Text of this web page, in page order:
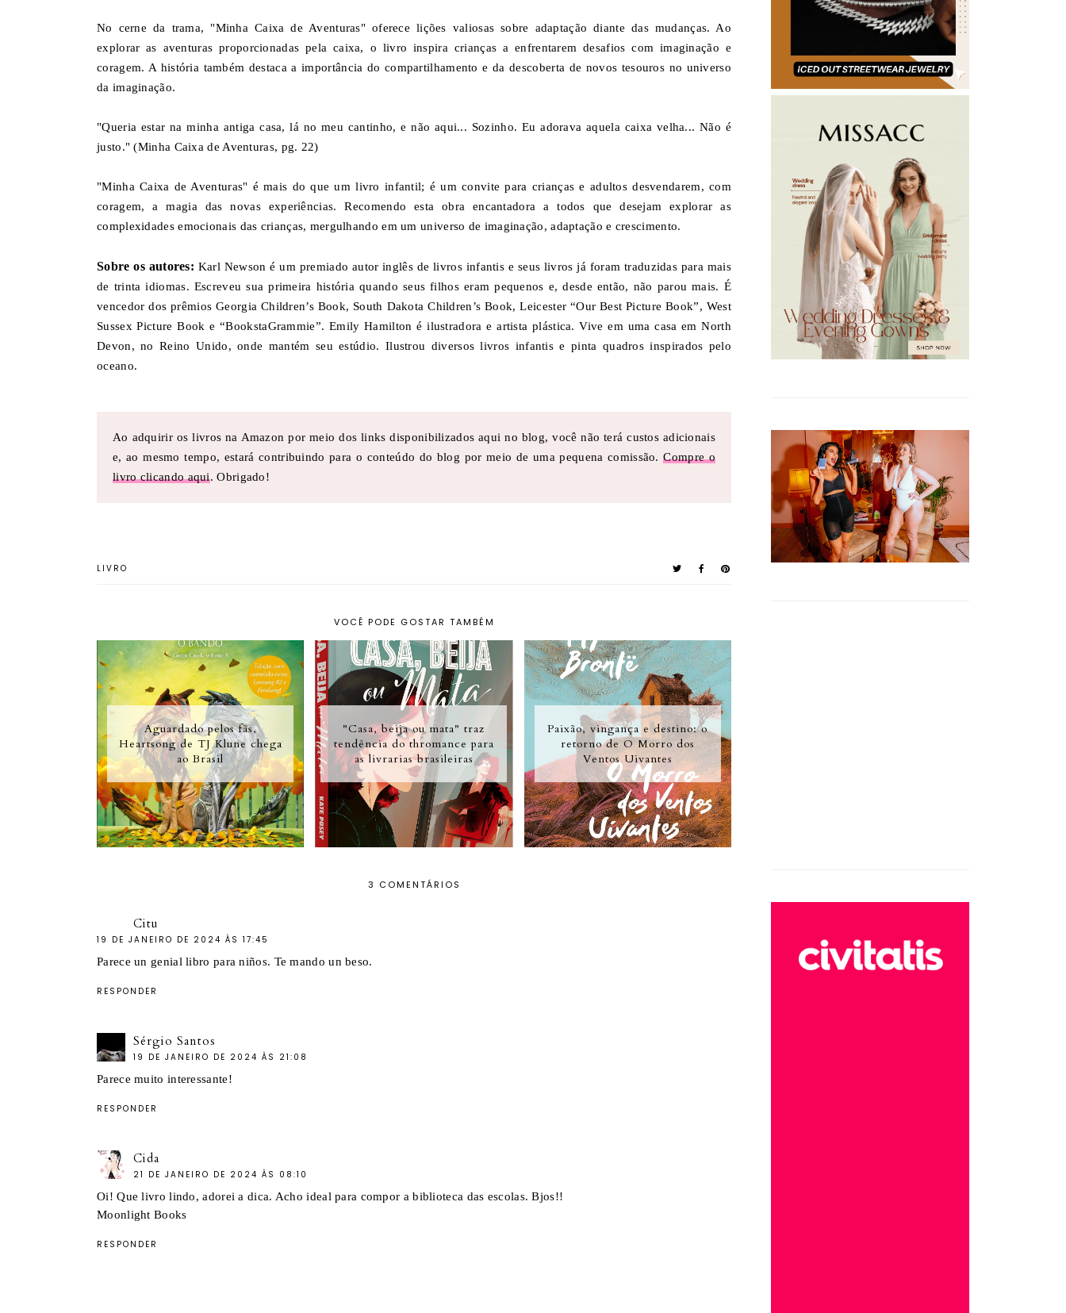
No cerne da trama, "Minha Caixa de Aventuras" oferece lições valiosas sobre adaptação diante das mudanças. Ao
explorar as aventuras proporcionadas pela caixa, o livro inspira crianças a enfrentarem desafios com imaginação e
coragem. A história também destaca a importância do compartilhamento e da descoberta de novos tesouros no universo
da imaginação.
"Queria estar na minha antiga casa, lá no meu cantinho, e não aqui... Sozinho. Eu adorava aquela caixa velha... Não é
justo." (Minha Caixa de Aventuras, pg. 22)
"Minha Caixa de Aventuras" é mais do que um livro infantil; é um convite para crianças e adultos desvendarem, com
coragem, a magia das novas experiências. Recomendo esta obra encantadora a todos que desejam explorar as
complexidades emocionais das crianças, mergulhando em um universo de imaginação, adaptação e crescimento.
Sobre os autores: Karl Newson é um premiado autor inglês de livros infantis e seus livros já foram traduzidas para mais
de trinta idiomas. Escreveu sua primeira história quando seus filhos eram pequenos e, desde então, não parou mais. É
vencedor dos prêmios Georgia Children’s Book, South Dakota Children’s Book, Leicester “Our Best Picture Book”, West
Sussex Picture Book e “BookstaGrammie”. Emily Hamilton é ilustradora e artista plástica. Vive em uma casa em North
Devon, no Reino Unido, onde mantém seu estúdio. Ilustrou diversos livros infantis e pinta quadros inspirados pelo
oceano.
Ao adquirir os livros na Amazon por meio dos links disponibilizados aqui no blog, você não terá custos adicionais
e, ao mesmo tempo, estará contribuindo para o conteúdo do blog por meio de uma pequena comissão.Compre o
livro clicando aqui. Obrigado!
LIVRO
VOCÊ PODE GOSTAR TAMBÉM
Aguardado pelos fãs,
Heartsong de TJ Klune chega
ao Brasil
"Casa, beija ou mata" traz
tendência do thromance para
as livrarias brasileiras
Paixão, vingança e destino: o
retorno de O Morro dos
Ventos Uivantes
3 COMENTÁRIOS
Citu
19 DE JANEIRO DE 2024 ÀS 17:45
Parece un genial libro para niños. Te mando un beso.
RESPONDER
Sérgio Santos
19 DE JANEIRO DE 2024 ÀS 21:08
Parece muito interessante!
RESPONDER
Cida
21 DE JANEIRO DE 2024 ÀS 08:10
Oi! Que livro lindo, adorei a dica. Acho ideal para compor a biblioteca das escolas. Bjos!!
Moonlight Books
RESPONDER